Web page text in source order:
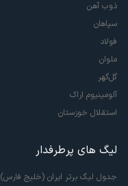
ذوب آهن
سپاهان
فولاد
ملوان
گل‌گهر
آلومینیوم اراک
استقلال خوزستان
لیگ های پرطرفدار
جدول لیگ برتر ایران (خلیج فارس)